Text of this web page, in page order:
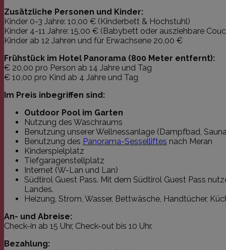
Zusätzliche Personen und Kinder:
Kinder 0-3 Jahre: 10,00 € (Kinderbett & Hochstuhl)
Kinder 4-11 Jahre: 15,00 € (Babybett oder ausziehbare
Kinder ab 12 Jahren und für Erwachsene 20,00 €
Frühstück im Hotel Panorama (800 Meter entfernt):
€ 20,00 pro Person ab 14 Jahre und Tag
€ 10,00 pro Kind ab 4 Jahre und Tag
Im Preis inbegriffen sind:
Outdoor Pool im Garten
Nutzung des Waschraums
Benutzung unserer Wellnessanlage (Dampfbad,
Benutzung des Panorama-Sesselliftes nach Meran
Kinderspielplatz
Tiefgaragenstellplatz
Internet (W-Lan und Lan)
Südtirol Guest Pass. Mit dem Südtirol Guest Pass
Landes.
Heizung, Strom, Wasser, Bettwäsche, Handtücher,
An- und Abreise:
Check-in ab 15 Uhr, Check-out bis 10 Uhr.
Bezahlung:
_ga
.franziskus.it
.franziskus.it 1
Name Domäne
YSC
Name
_icl_visitor_lang_js